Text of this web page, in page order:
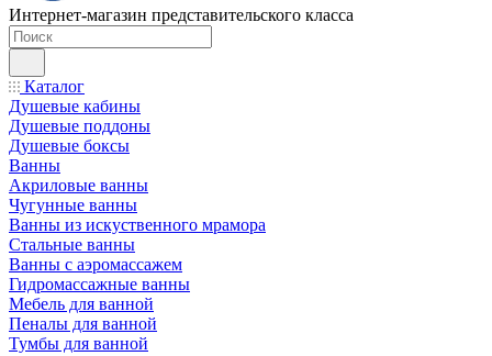
Интернет-магазин представительского класса
Каталог
Душевые кабины
Душевые поддоны
Душевые боксы
Ванны
Акриловые ванны
Чугунные ванны
Ванны из искуственного мрамора
Стальные ванны
Ванны с аэромассажем
Гидромассажные ванны
Мебель для ванной
Пеналы для ванной
Тумбы для ванной